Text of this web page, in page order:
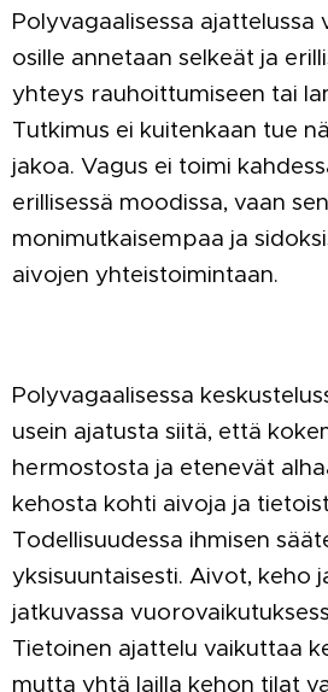
Polyvagaalisessa ajattelussa
osille annetaan selkeät ja
yhteys rauhoittumiseen tai
Tutkimus ei kuitenkaan tue
jakoa. Vagus ei toimi
erillisessä moodissa, vaan
monimutkaisempaa ja
aivojen yhteistoimintaan.
Polyvagaalisessa
usein ajatusta siitä, että
hermostosta ja etenevät
kehosta kohti aivoja ja
Todellisuudessa ihmisen
yksisuuntaisesti. Aivot, keho
jatkuvassa
Tietoinen ajattelu vaikuttaa
mutta yhtä lailla kehon tilat